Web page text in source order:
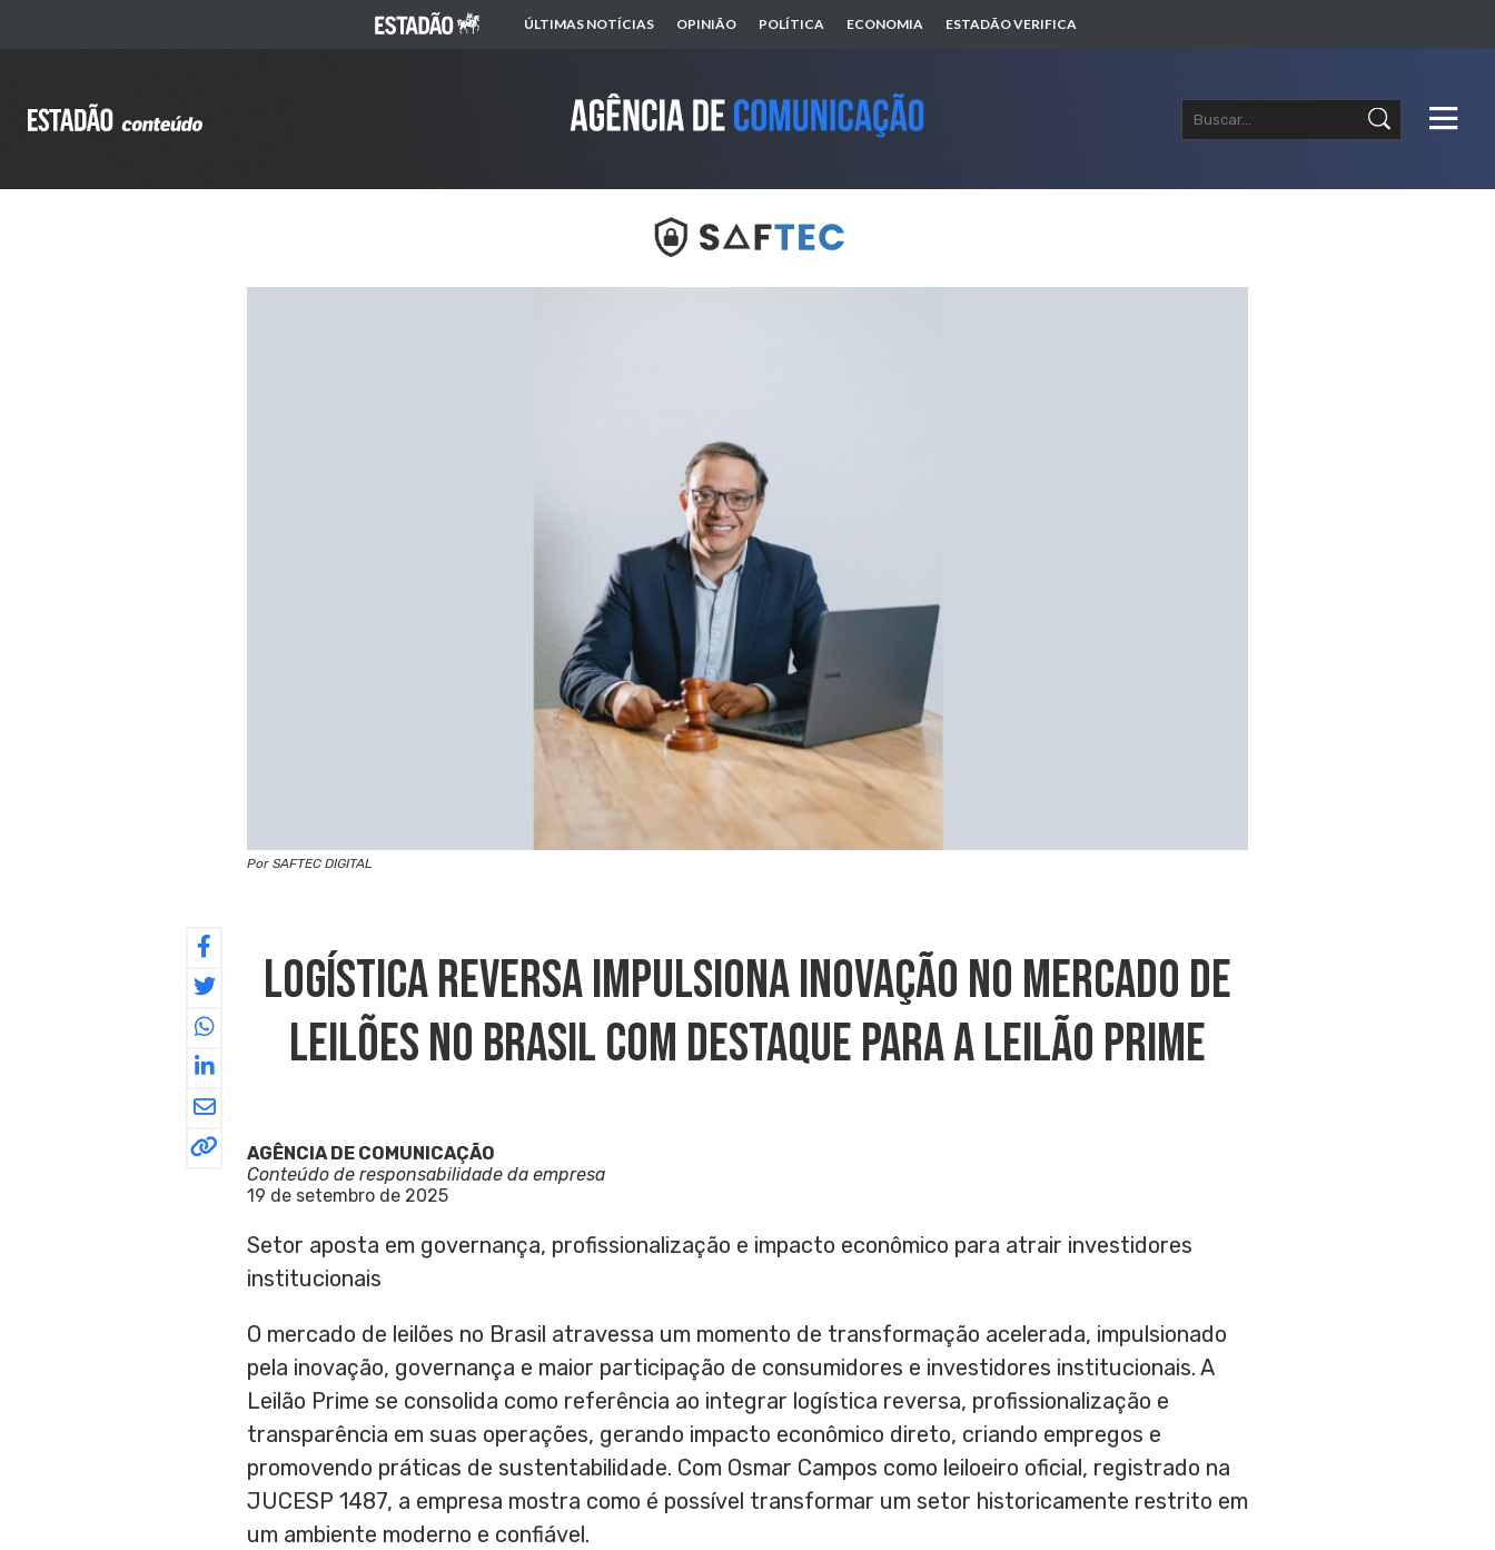
ÚLTIMAS NOTÍCIAS OPINIÃO POLÍTICA ECONOMIA ESTADÃO VERIFICA
Por SAFTEC DIGITAL
Logística Reversa Impulsiona Inovação No Mercado De
Leilões No Brasil Com Destaque Para A Leilão Prime
AGÊNCIA DE COMUNICAÇÃO
Conteúdo de responsabilidade da empresa
19 de setembro de 2025
Setor aposta em governança, profissionalização e impacto econômico para atrair investidores
institucionais
O mercado de leilões no Brasil atravessa um momento de transformação acelerada, impulsionado
pela inovação, governança e maior participação de consumidores e investidores institucionais. A
Leilão Prime se consolida como referência ao integrar logística reversa, profissionalização e
transparência em suas operações, gerando impacto econômico direto, criando empregos e
promovendo práticas de sustentabilidade. Com Osmar Campos como leiloeiro oficial, registrado na
JUCESP 1487, a empresa mostra como é possível transformar um setor historicamente restrito em
um ambiente moderno e confiável.